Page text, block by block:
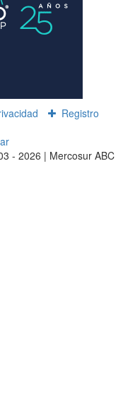
Registro
- 2026 | Mercosur ABC